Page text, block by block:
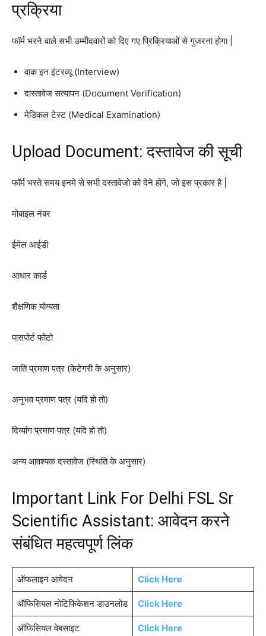
प्रक्रिया
फॉर्म भरने वाले सभी उम्मीदवारों को दिए गए प्रिक्रियाओं से गुजरना होगा |
वाक इन इंटरव्यू (Interview)
दास्तावेज सत्यापन (Document Verification)
मेडिकल टेस्ट (Medical Examination)
Upload Document: दस्तावेज की सूची
फॉर्म भरते समय इनमे से सभी दस्तावेजो को देने होंगे, जो इस प्रकार है |
मोबाइल नंबर
ईमेल आईडी
आधार कार्ड
शैक्षणिक योग्यता
पासपोर्ट फोटो
जाति प्रमाण पत्र (केटेगरी के अनुसार)
अनुभव प्रमाण पत्र (यदि हो तो)
दिव्यांग प्रमाण पत्र (यदि हो तो)
अन्य आवश्यक दस्तावेज (स्थिति के अनुसार)
Important Link For Delhi FSL Sr
Scientific Assistant: आवेदन करने
संबंधित महत्वपूर्ण लिंक
ऑफलाइन आवेदन Click Here
ऑफिसियल नोटिफिकेशन डाउनलोड Click Here
ऑफिसियल वेबसाइट Click Here